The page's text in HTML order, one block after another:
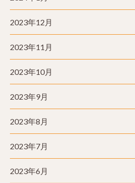
2023年12月
2023年11月
2023年10月
2023年9月
2023年8月
2023年7月
2023年6月